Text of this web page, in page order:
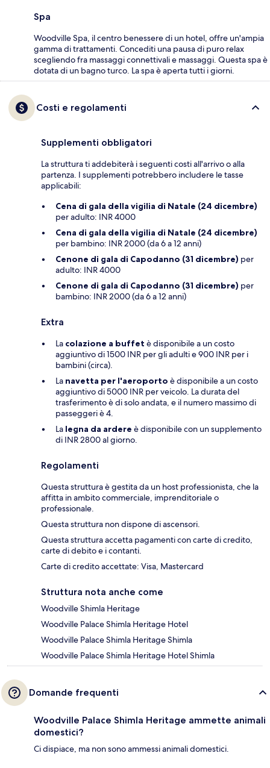
Spa
Woodville Spa, il centro benessere di un hotel, offre un'ampia
gamma di trattamenti. Concediti una pausa di puro relax
scegliendo fra massaggi connettivali e massaggi. Questa spa è
dotata di un bagno turco. La spa è aperta tutti i giorni.
Costi e regolamenti
Supplementi obbligatori
La struttura ti addebiterà i seguenti costi all'arrivo o alla
partenza. I supplementi potrebbero includere le tasse
applicabili:
Cena di gala della vigilia di Natale (24 dicembre)
per adulto: INR 4000
Cena di gala della vigilia di Natale (24 dicembre)
per bambino: INR 2000 (da 6 a 12 anni)
Cenone di gala di Capodanno (31 dicembre) per
adulto: INR 4000
Cenone di gala di Capodanno (31 dicembre) per
bambino: INR 2000 (da 6 a 12 anni)
Extra
La colazione a buffet è disponibile a un costo
aggiuntivo di 1500 INR per gli adulti e 900 INR per i
bambini (circa).
La navetta per l'aeroporto è disponibile a un costo
aggiuntivo di 5000 INR per veicolo. La durata del
trasferimento è di solo andata, e il numero massimo di
passeggeri è 4.
La legna da ardere è disponibile con un supplemento
di INR 2800 al giorno.
Regolamenti
Questa struttura è gestita da un host professionista, che la
affitta in ambito commerciale, imprenditoriale o
professionale.
Questa struttura non dispone di ascensori.
Questa struttura accetta pagamenti con carte di credito,
carte di debito e i contanti.
Carte di credito accettate: Visa, Mastercard
Struttura nota anche come
Woodville Shimla Heritage
Woodville Palace Shimla Heritage Hotel
Woodville Palace Shimla Heritage Shimla
Woodville Palace Shimla Heritage Hotel Shimla
Domande frequenti
Woodville Palace Shimla Heritage ammette animali
domestici?
Ci dispiace, ma non sono ammessi animali domestici.